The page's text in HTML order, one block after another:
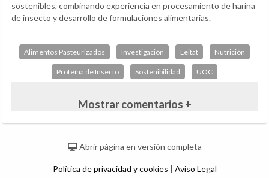
sostenibles, combinando experiencia en procesamiento de harina
de insecto y desarrollo de formulaciones alimentarias.
Alimentos Pasteurizados Investigación Leitat Nutrición
Proteína de Insecto Sostenibilidad UOC
Mostrar comentarios +
Abrir página en versión completa
Política de privacidad y cookies | Aviso Legal